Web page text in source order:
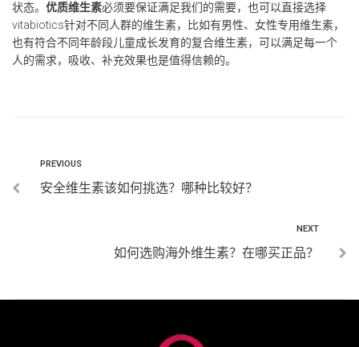
状态。 优质维生素必须要保证满足我们的需要，也可以直接选择
vitabiotics针对不同人群的维生素，比如有男性、女性专用维生素，
也有符合不同年龄段儿童成长发育的复合维生素，可以满足每一个
人的需求，吸收、补充效果也是值得信赖的。
PREVIOUS
安全维生素该如何挑选？哪种比较好？
NEXT
如何选购海外维生素？在哪买正品？